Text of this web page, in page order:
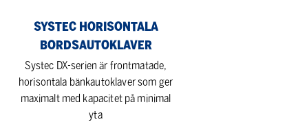
SYSTEC HORISONTALA
BORDSAUTOKLAVER
Systec DX-serien är frontmatade,
horisontala bänkautoklaver som ger
maximalt med kapacitet på minimal
yta